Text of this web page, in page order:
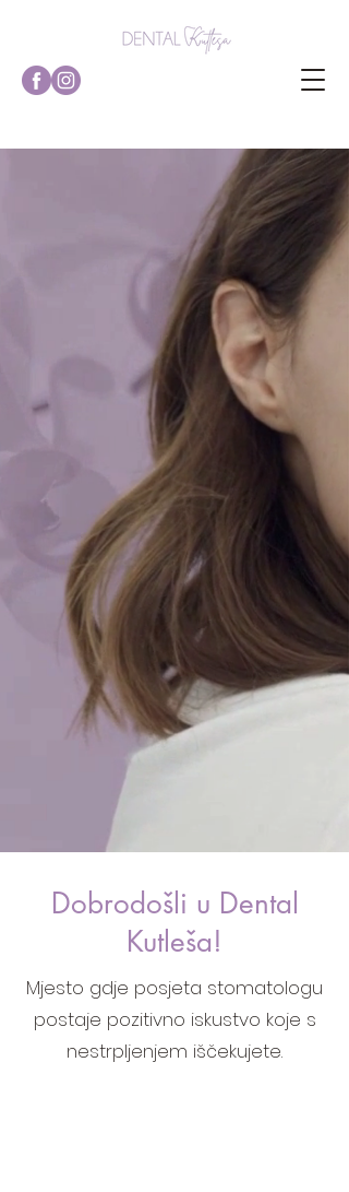
Mjesto gdje nastaju
najljepši osmijesi!
Naš stručni tim posvećen je
Vašem oralnom zdravlju,
pružajući vrhunsku
stomatološku uslugu. Uživajte u
udobnosti i sigurnosti naših
usluga
te otkrijte ljepotu zdravog i
sjajnog osmijeha.
O NAMA
Dobrodošli u Dental
Kutleša!
Mjesto gdje posjeta stomatologu
postaje pozitivno iskustvo koje s
nestrpljenjem iščekujete.